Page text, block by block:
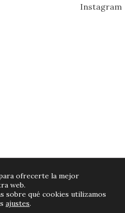
Instagram
ofrecerte la mejor
web.
sobre qué cookies utilizamos
ajustes.